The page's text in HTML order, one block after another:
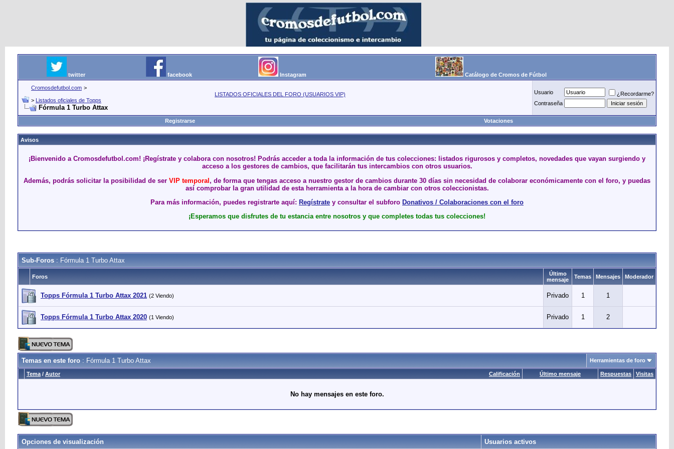
twitter facebook Instagram Catálogo de Cromos de Fútbol
Cromosdefutbol.com >
LISTADOS OFICIALES DEL FORO (USUARIOS VIP)
> Listados oficiales de Topps
Fórmula 1 Turbo Attax
Usuario
¿Recordarme?
Contraseña
Registrarse Votaciones
Avisos
¡Bienvenido a Cromosdefutbol.com! ¡Regístrate y colabora con nosotros! Podrás acceder a toda la información de tus colecciones: listados rigurosos y completos, novedades que vayan surgiendo y
acceso a los gestores de cambios, que facilitarán tus intercambios con otros usuarios.
Además, podrás solicitar la posibilidad de ser VIP temporal, de forma que tengas acceso a nuestro gestor de cambios durante 30 días sin necesidad de colaborar económicamente con el foro, y puedas
así comprobar la gran utilidad de esta herramienta a la hora de cambiar con otros coleccionistas.
Para más información, puedes registrarte aquí: Regístrate y consultar el subforo Donativos / Colaboraciones con el foro
¡Esperamos que disfrutes de tu estancia entre nosotros y que completes todas tus colecciones!
Sub-Foros : Fórmula 1 Turbo Attax
Foros
Último
mensaje
Temas Mensajes Moderador
Topps Fórmula 1 Turbo Attax 2021 (2 Viendo) Privado 1 1
Topps Fórmula 1 Turbo Attax 2020 (1 Viendo) Privado 1 2
Temas en este foro : Fórmula 1 Turbo Attax Herramientas de foro
Calificación
Tema / Autor Último mensaje Respuestas Visitas
No hay mensajes en este foro.
Opciones de visualización Usuarios activos